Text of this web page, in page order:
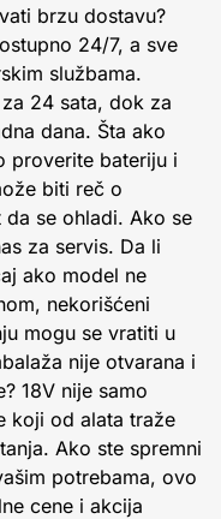
brzu dostavu?
24/7, a sve
službama.
24 sata, dok za
dana. Šta ako
proverite bateriju i
biti reč o
se ohladi. Ako se
za servis. Da li
ako model ne
nekorišćeni
mogu se vratiti u
nije otvarana i
18V nije samo
koji od alata traže
Ako ste spremni
potrebama, ovo
cene i akcija